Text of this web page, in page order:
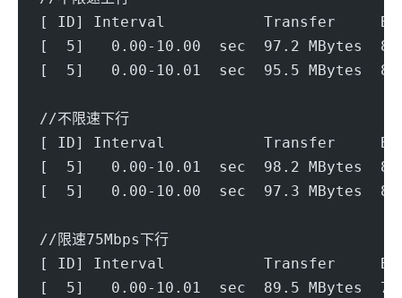
[ ID] Interval           Transfer
[  5]   0.00-10.00  sec  97.2 MBytes
[  5]   0.00-10.01  sec  95.5
//不限速下行
[ ID] Interval           Transfer
[  5]   0.00-10.01  sec  98.2 MBytes
[  5]   0.00-10.00  sec  97.3
//限速75Mbps下行
[ ID] Interval           Transfer
[  5]   0.00-10.01  sec  89.5 MBytes